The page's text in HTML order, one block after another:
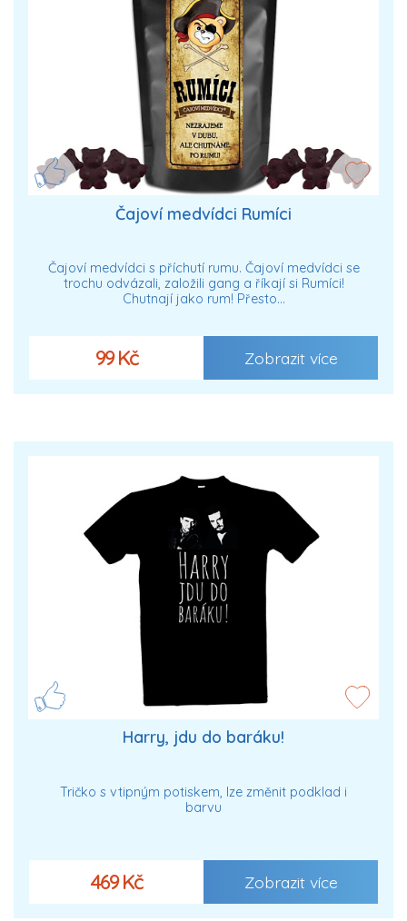
Čajoví medvídci Rumíci
Čajoví medvídci s příchutí rumu. Čajoví medvídci se
trochu odvázali, založili gang a říkají si Rumíci!
Chutnají jako rum! Přesto…
99 Kč Zobrazit více
Harry, jdu do baráku!
Tričko s vtipným potiskem, lze změnit podklad i
barvu
469 Kč Zobrazit více